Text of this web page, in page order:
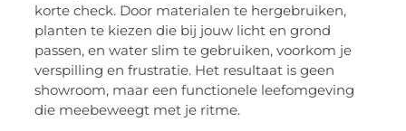
korte check. Door materialen te hergebruiken,
planten te kiezen die bij jouw licht en grond
passen, en water slim te gebruiken, voorkom je
verspilling en frustratie. Het resultaat is geen
showroom, maar een functionele leefomgeving
die meebeweegt met je ritme.